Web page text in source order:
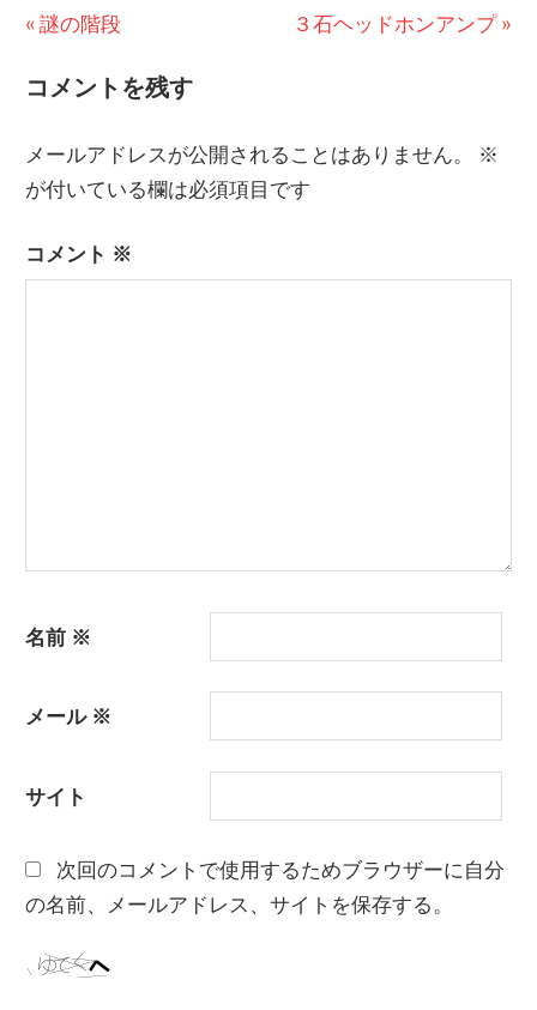
稿
ナ
ビ
ゲ
ー
前
投
謎の階段
次
３石ヘッドホンアンプ
コメントを残す
メールアドレスが公開されることはありません。
※
が付いている欄は必須項目です
コメント ※
名前 ※
メール ※
サイト
次回のコメントで使用するためブラウザーに自分
の名前、メールアドレス、サイトを保存する。